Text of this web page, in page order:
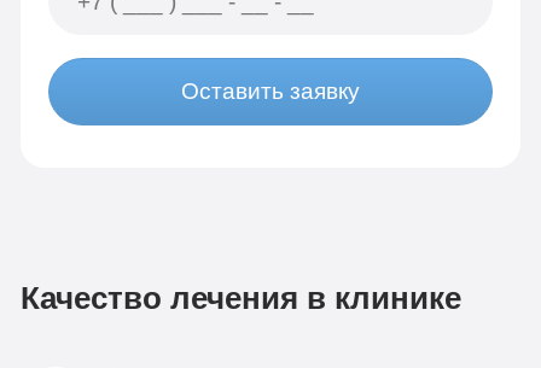
Оставить заявку
Качество лечения в клинике